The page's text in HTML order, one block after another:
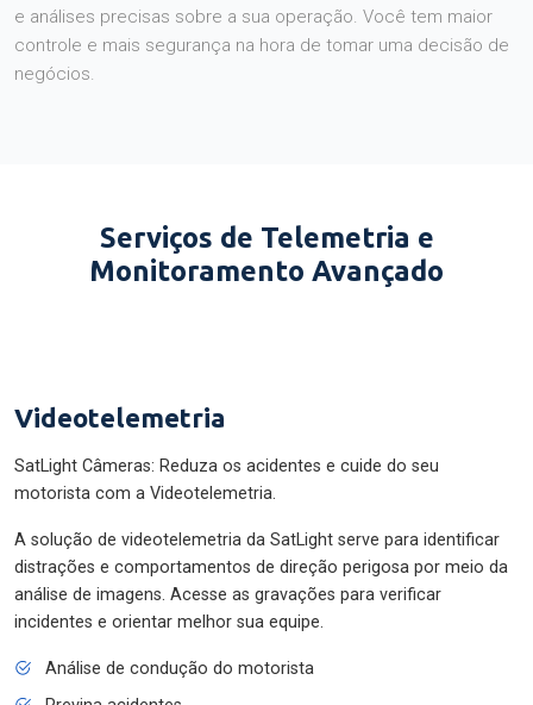
e análises precisas sobre a sua operação. Você tem maior
controle e mais segurança na hora de tomar uma decisão de
negócios.
Serviços de Telemetria e
Monitoramento Avançado
Videotelemetria
SatLight Câmeras: Reduza os acidentes e cuide do seu
motorista com a Videotelemetria.
A solução de videotelemetria da SatLight serve para identificar
distrações e comportamentos de direção perigosa por meio da
análise de imagens. Acesse as gravações para verificar
incidentes e orientar melhor sua equipe.
Análise de condução do motorista